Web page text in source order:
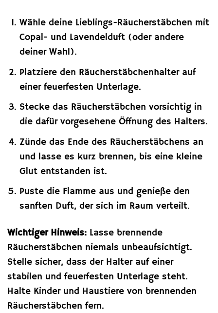
Wähle deine Lieblings-Räucherstäbchen mit
Copal- und Lavendelduft (oder andere
deiner Wahl).
Platziere den Räucherstäbchenhalter auf
einer feuerfesten Unterlage.
Stecke das Räucherstäbchen vorsichtig in
die dafür vorgesehene Öffnung des Halters.
Zünde das Ende des Räucherstäbchens an
und lasse es kurz brennen, bis eine kleine
Glut entstanden ist.
Puste die Flamme aus und genieße den
sanften Duft, der sich im Raum verteilt.
Wichtiger Hinweis: Lasse brennende
Räucherstäbchen niemals unbeaufsichtigt.
Stelle sicher, dass der Halter auf einer
stabilen und feuerfesten Unterlage steht.
Halte Kinder und Haustiere von brennenden
Räucherstäbchen fern.